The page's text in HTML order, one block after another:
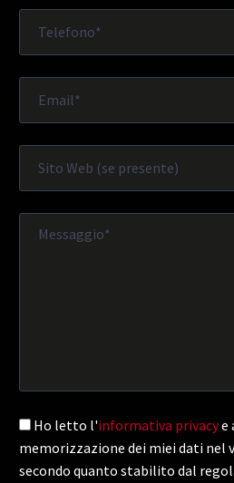
Ho letto l'informativa privacye
memorizzazione dei miei dati nel
secondo quanto stabilito dal